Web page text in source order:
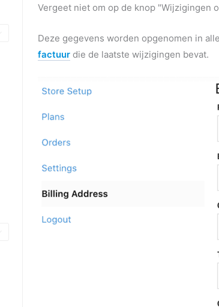
Vergeet niet om op de knop "Wijzigingen
Deze gegevens worden opgenomen in
factuur die de laatste wijzigingen bevat.